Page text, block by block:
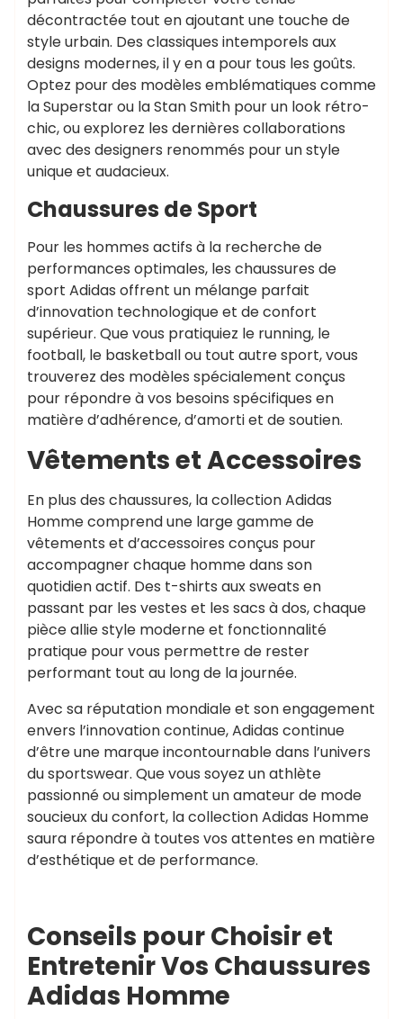
décontractée tout en ajoutant une touche de
style urbain. Des classiques intemporels aux
designs modernes, il y en a pour tous les goûts.
Optez pour des modèles emblématiques comme
la Superstar ou la Stan Smith pour un look rétro-
chic, ou explorez les dernières collaborations
avec des designers renommés pour un style
unique et audacieux.
Chaussures de Sport
Pour les hommes actifs à la recherche de
performances optimales, les chaussures de
sport Adidas offrent un mélange parfait
d’innovation technologique et de confort
supérieur. Que vous pratiquiez le running, le
football, le basketball ou tout autre sport, vous
trouverez des modèles spécialement conçus
pour répondre à vos besoins spécifiques en
matière d’adhérence, d’amorti et de soutien.
Vêtements et Accessoires
En plus des chaussures, la collection Adidas
Homme comprend une large gamme de
vêtements et d’accessoires conçus pour
accompagner chaque homme dans son
quotidien actif. Des t-shirts aux sweats en
passant par les vestes et les sacs à dos, chaque
pièce allie style moderne et fonctionnalité
pratique pour vous permettre de rester
performant tout au long de la journée.
Avec sa réputation mondiale et son engagement
envers l’innovation continue, Adidas continue
d’être une marque incontournable dans l’univers
du sportswear. Que vous soyez un athlète
passionné ou simplement un amateur de mode
soucieux du confort, la collection Adidas Homme
saura répondre à toutes vos attentes en matière
d’esthétique et de performance.
Conseils pour Choisir et
Entretenir Vos Chaussures
Adidas Homme